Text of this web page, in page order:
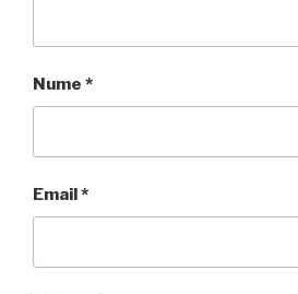
Nume *
Email*